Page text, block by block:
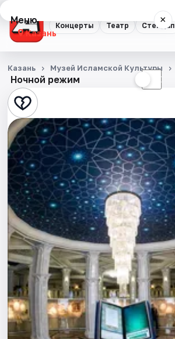
Концерты Театр Стендап
Меню ×
Казань
Концерты
Театр
Стендап
Выставки
Квесты
Экскурсии
Спорт
События
Города
Площадки
Ночной режим ☾
Казань Музей Исламской Культуры